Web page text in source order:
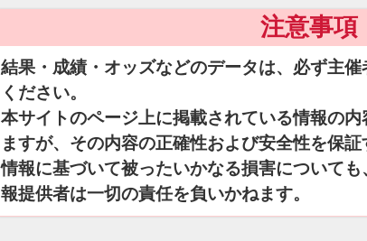
注意事項
結果・成績・オッズなどのデータは、必ず主
ください。
本サイトのページ上に掲載されている情報の
ますが、その内容の正確性および安全性を保
情報に基づいて被ったいかなる損害について
報提供者は一切の責任を負いかねます。